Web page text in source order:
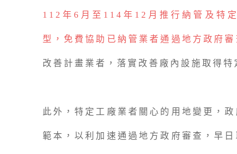
112年6月至114年12月推行納管及特
型，免費協助已納管業者通過地方政府
改善計畫業者，落實改善廠內設施取得特
此外，特定工廠業者關心的用地變更，
範本，以利加速通過地方政府審查，早